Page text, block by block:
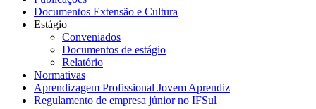
Documentos Extensão e Cultura
Estágio
Conveniados
Documentos de estágio
Relatório
Normativas
Aprendizagem Profissional Jovem Aprendiz
Regulamento de empresa júnior no IFSul